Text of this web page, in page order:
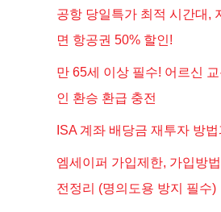
공항 당일특가 최적 시간대,
면 항공권 50% 할인!
만 65세 이상 필수! 어르신
인 환승 환급 충전
ISA 계좌 배당금 재투자 방
엠세이퍼 가입제한, 가입방
전정리 (명의도용 방지 필수)